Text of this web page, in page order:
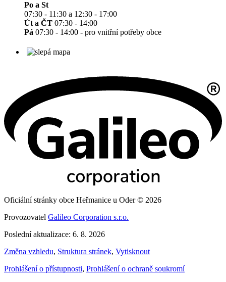
Po a St
07:30 - 11:30 a 12:30 - 17:00
Út a ČT 07:30 - 14:00
Pá 07:30 - 14:00 - pro vnitřní potřeby obce
Oficiální stránky obce Heřmanice u Oder © 2026
Provozovatel Galileo Corporation s.r.o.
Poslední aktualizace: 6. 8. 2026
Změna vzhledu, Struktura stránek, Vytisknout
Prohlášení o přístupnosti, Prohlášení o ochraně soukromí